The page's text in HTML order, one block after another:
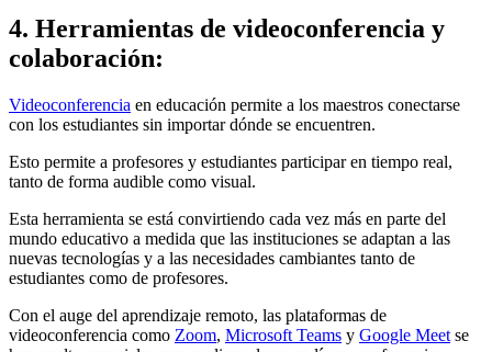
4. Herramientas de videoconferencia y
colaboración:
Videoconferencia en educación permite a los maestros conectarse
con los estudiantes sin importar dónde se encuentren.
Esto permite a profesores y estudiantes participar en tiempo real,
tanto de forma audible como visual.
Esta herramienta se está convirtiendo cada vez más en parte del
mundo educativo a medida que las instituciones se adaptan a las
nuevas tecnologías y a las necesidades cambiantes tanto de
estudiantes como de profesores.
Con el auge del aprendizaje remoto, las plataformas de
videoconferencia como Zoom, Microsoft Teams y Google Meet se